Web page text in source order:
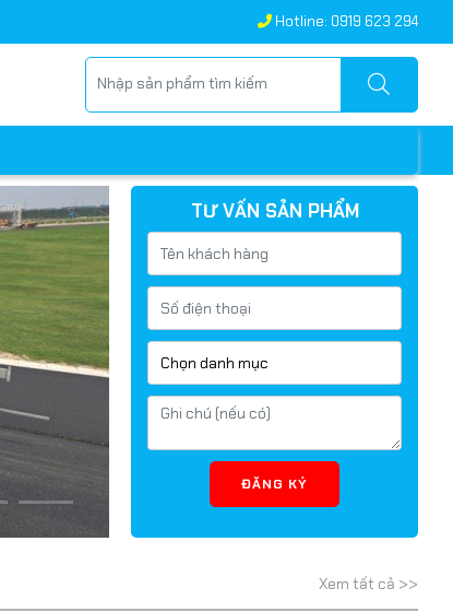
Hotline: 0919 623 294
TƯ VẤN SẢN PHẨM
ĐĂNG KÝ
Xem tất cả >>